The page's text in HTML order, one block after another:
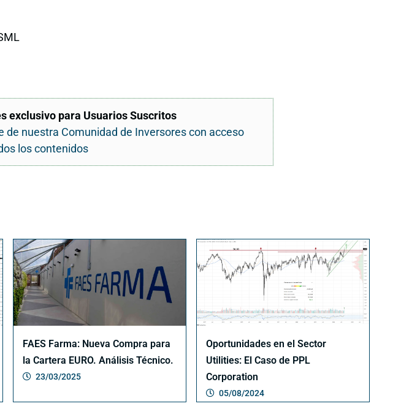
exclusivo para Usuarios Suscritos
nuestra Comunidad de Inversores con acceso
los contenidos
FAES Farma: Nueva Compra para
la Cartera EURO. Análisis Técnico.
23/03/2025
Oportunidades en el Sector
Utilities: El Caso de PPL
Corporation
05/08/2024